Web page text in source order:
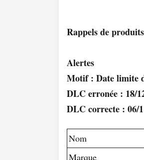
Rappels de produits
Alertes
Motif : Date limite
DLC erronée : 18/
DLC correcte : 06/
Nom
Marque